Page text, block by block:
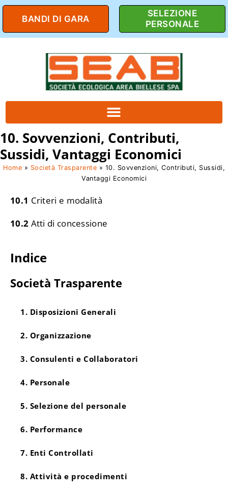
BANDI DI GARA
SELEZIONE
PERSONALE
10. Sovvenzioni, Contributi,
Sussidi, Vantaggi Economici
Home » Società Trasparente » 10. Sovvenzioni, Contributi, Sussidi,
Vantaggi Economici
Indice
Società Trasparente
1. Disposizioni Generali
2. Organizzazione
3. Consulenti e Collaboratori
4. Personale
5. Selezione del personale
6. Performance
7. Enti Controllati
8. Attività e procedimenti
10.1 Criteri e modalità
10.2 Atti di concessione